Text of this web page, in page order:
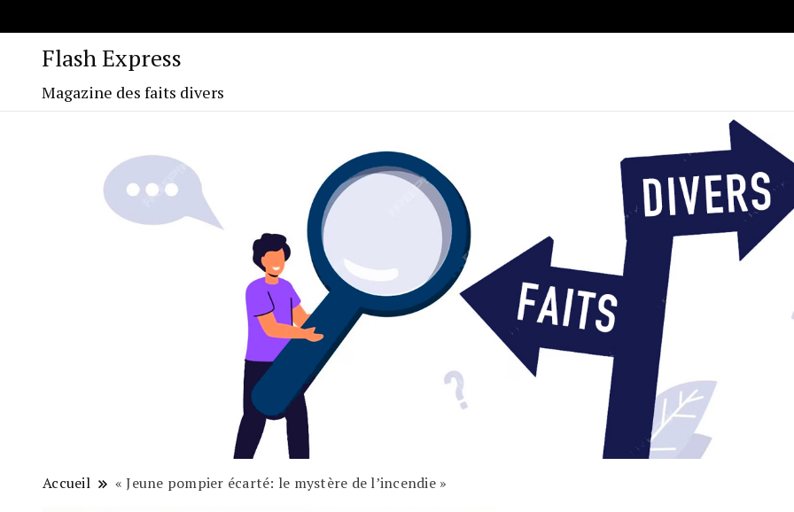
Flash Express
Magazine des faits divers
Accueil « Jeune pompier écarté: le mystère de l’incendie »